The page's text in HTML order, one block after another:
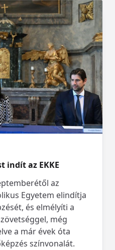
indít az EKKE
az
Egyetem elindítja
és elmélyíti a
még
a már évek óta
színvonalát.